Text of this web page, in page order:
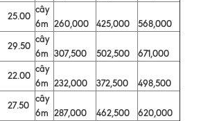
25.00
cây
6m 260,000 425,000
568,000
29.50
cây
6m 307,500 502,500
671,000
22.00
cây
6m 232,000 372,500
498,500
27.50
cây
6m 287,000 462,500
620,000